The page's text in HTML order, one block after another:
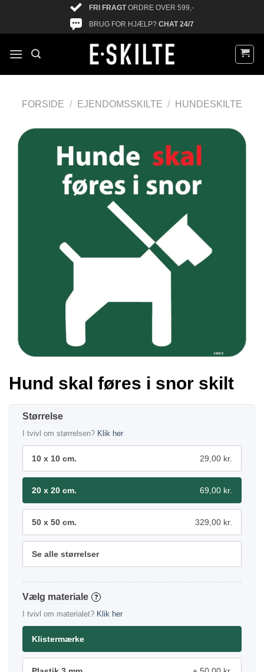
FRI FRAGTORDRE OVER 599,-
BRUG FOR HJÆLP? CHAT 24/7
FORSIDE / EJENDOMSSKILTE / HUNDESKILTE
Hund skal føres i snor skilt
Størrelse
I tvivl om størrelsen? Klik her
10 x 10 cm. 29,00 kr.
20 x 20 cm. 69,00 kr.
50 x 50 cm. 329,00 kr.
Se alle størrelser
materiale ?
I tvivl om materialet? Klik her
Klistermærke